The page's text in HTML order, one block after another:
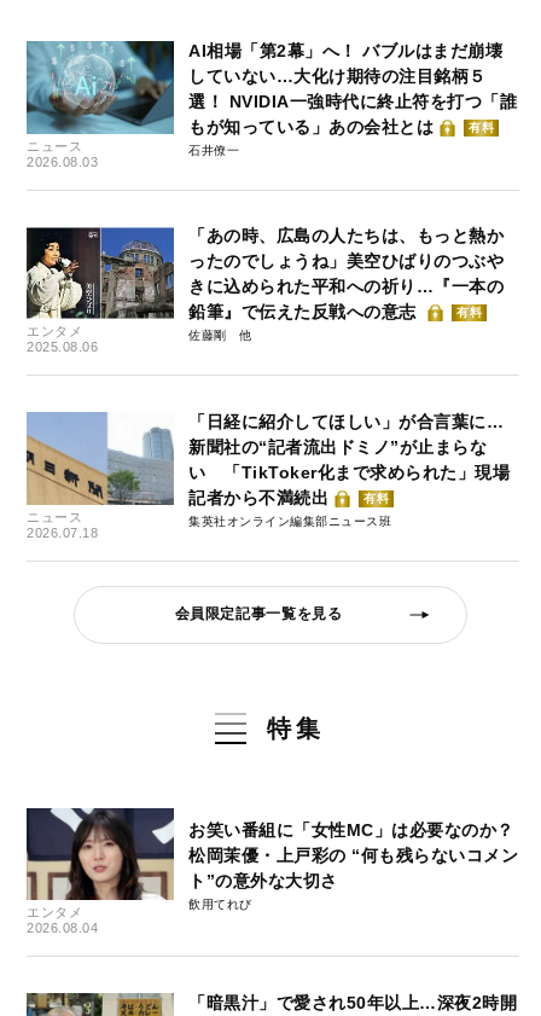
ニュース
2026.08.03
AI相場「第2幕」へ！ バブルはまだ崩壊
していない…大化け期待の注目銘柄５
選！ NVIDIA一強時代に終止符を打つ「誰
もが知っている」あの会社とは
有料
石井僚一
エンタメ
2025.08.06
「あの時、広島の人たちは、もっと熱か
ったのでしょうね」美空ひばりのつぶや
きに込められた平和への祈り…『一本の
鉛筆』で伝えた反戦への意志
有料
佐藤剛
ニュース
2026.07.18
「日経に紹介してほしい」が合言葉に…
新聞社の“記者流出ドミノ”が止まらな
い 「TikToker化まで求められた」現場
記者から不満続出
有料
集英社オンライン編集部ニュース班
会員限定記事一覧を見る
特集
エンタメ
2026.08.04
お笑い番組に「女性MC」は必要なのか？
松岡茉優・上戸彩の “何も残らないコメン
ト”の意外な大切さ
飲用てれび
「暗黒汁」で愛され50年以上…深夜2時開